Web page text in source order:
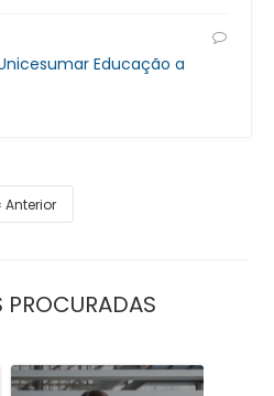
Educação a
Anterior